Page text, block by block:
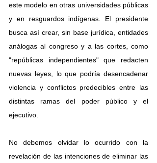
este modelo en otras universidades públicas
y en resguardos indígenas. El presidente
busca así crear, sin base jurídica, entidades
análogas al congreso y a las cortes, como
"repúblicas independientes" que redacten
nuevas leyes, lo que podría desencadenar
violencia y conflictos predecibles entre las
distintas ramas del poder público y el
ejecutivo.
No debemos olvidar lo ocurrido con la
revelación de las intenciones de eliminar las